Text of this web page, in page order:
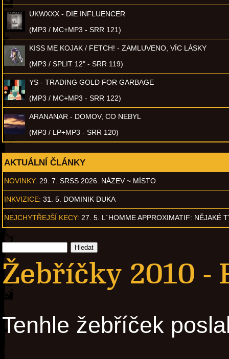
UKWXXX - DIE INFLUENCER
(MP3 / MC+MP3 - SRR 121)
KISS ME KOJAK / FETCH! - ZAMLUVENO, VÍC LÁSKY
(MP3 / SPLIT 12" - SRR 119)
YS - TRADING GOLD FOR GARBAGE
(MP3 / MC+MP3 - SRR 122)
ARANANAR - DOMOV, CO NEBYL
(MP3 / LP+MP3 - SRR 120)
AKTUÁLNÍ ČLÁNKY
NOVINKY: 29. 7. SRSS 2026: NÁZEV ~ MÍSTO
INKVIZICE: 31. 5. DOMINIK DUKA
NEJCHYTŘEJŠÍ KECY: 27. 5. L´HOMME APPROXIMATIF: NĚJAKÉ
Žebříčky 2010 -
Tenhle žebříček